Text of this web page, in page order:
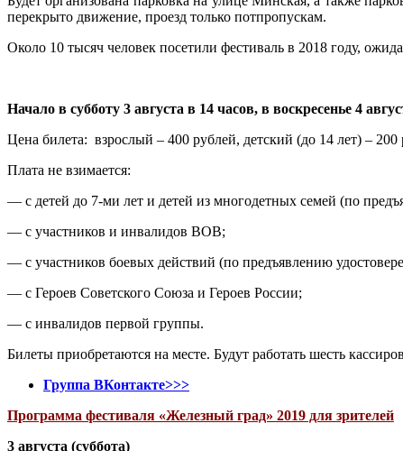
перекрыто движение, проезд только потпропускам.
Около 10 тысяч человек посетили фестиваль в 2018 году,
Начало в субботу 3 августа в 14 часов, в воскресенье 4
Цена билета: взрослый – 400 рублей, детский (до 14 лет) –
Плата не взимается:
— с детей до 7-ми лет и детей из многодетных семей (по
— с участников и инвалидов ВОВ;
— с участников боевых действий (по предъявлению
— с Героев Советского Союза и Героев России;
— с инвалидов первой группы.
Билеты приобретаются на месте. Будут работать шесть
Группа ВКонтакте>>>
Программа фестиваля «Железный град» 2019 для зрителей
3 августа (суббота)